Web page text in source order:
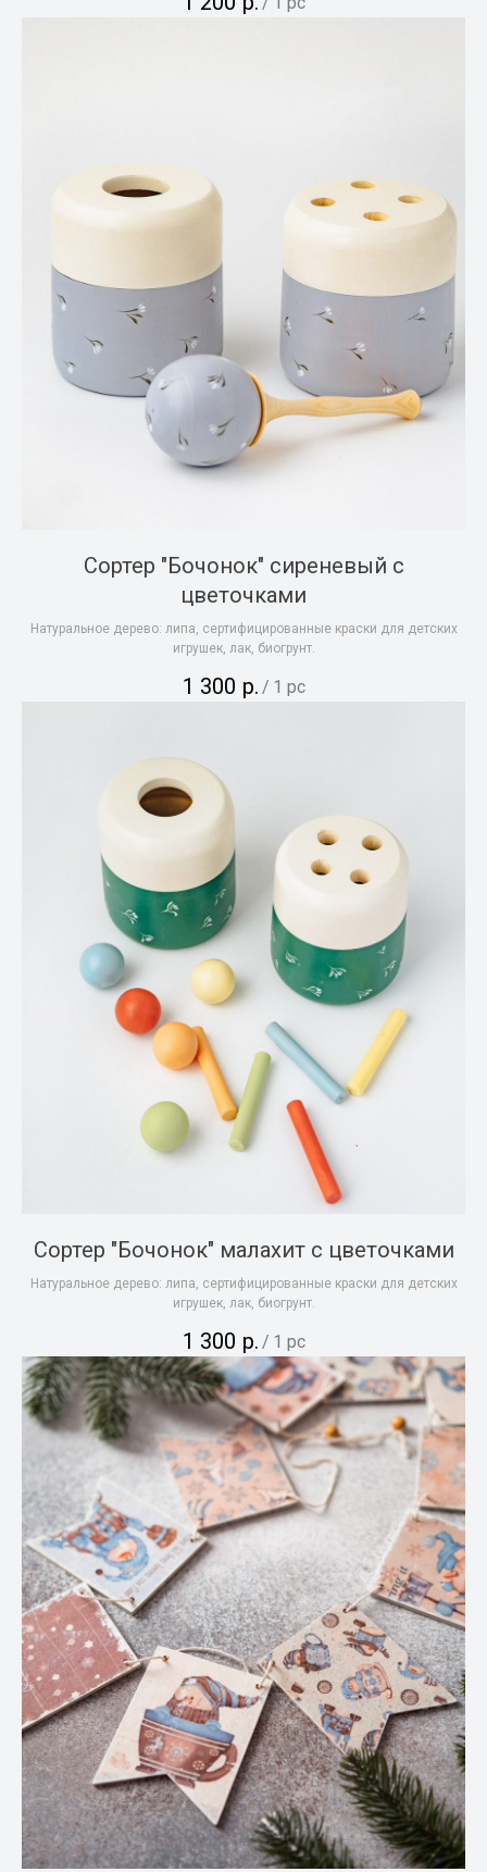
Сортер "Бочонок" сиреневый с
цветочками
Натуральное дерево: липа, сертифицированные краски для детских
игрушек, лак, биогрунт.
1 300 р. / 1 pc
Сортер "Бочонок" малахит с цветочками
Натуральное дерево: липа, сертифицированные краски для детских
игрушек, лак, биогрунт.
1 300 р. / 1 pc